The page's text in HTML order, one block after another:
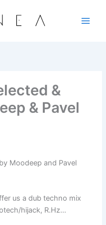
&
& Pavel
Moodeep and Pavel
us a dub techno mix
hijack, R.Hz…